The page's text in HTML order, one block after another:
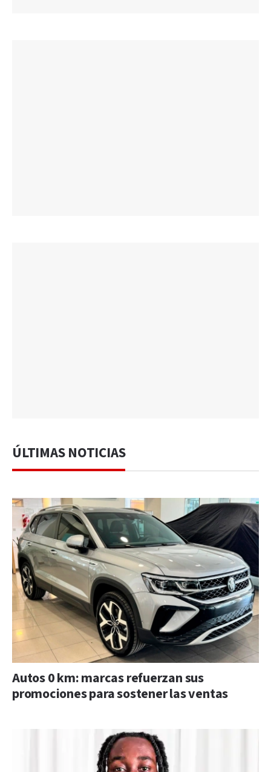
ÚLTIMAS NOTICIAS
Autos 0 km: marcas refuerzan sus
promociones para sostener las ventas